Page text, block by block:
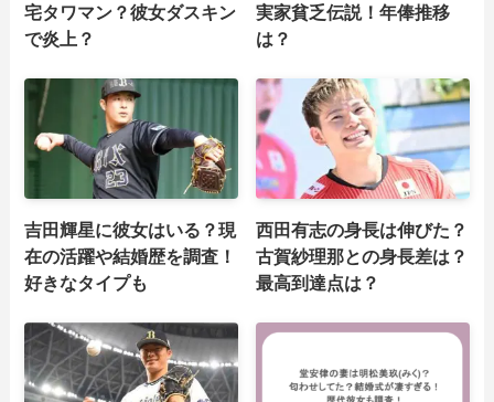
宅タワマン？彼女ダスキン
で炎上？
実家貧乏伝説！年俸推移
は？
吉田輝星に彼女はいる？現
在の活躍や結婚歴を調査！
好きなタイプも
西田有志の身長は伸びた？
古賀紗理那との身長差は？
最高到達点は？